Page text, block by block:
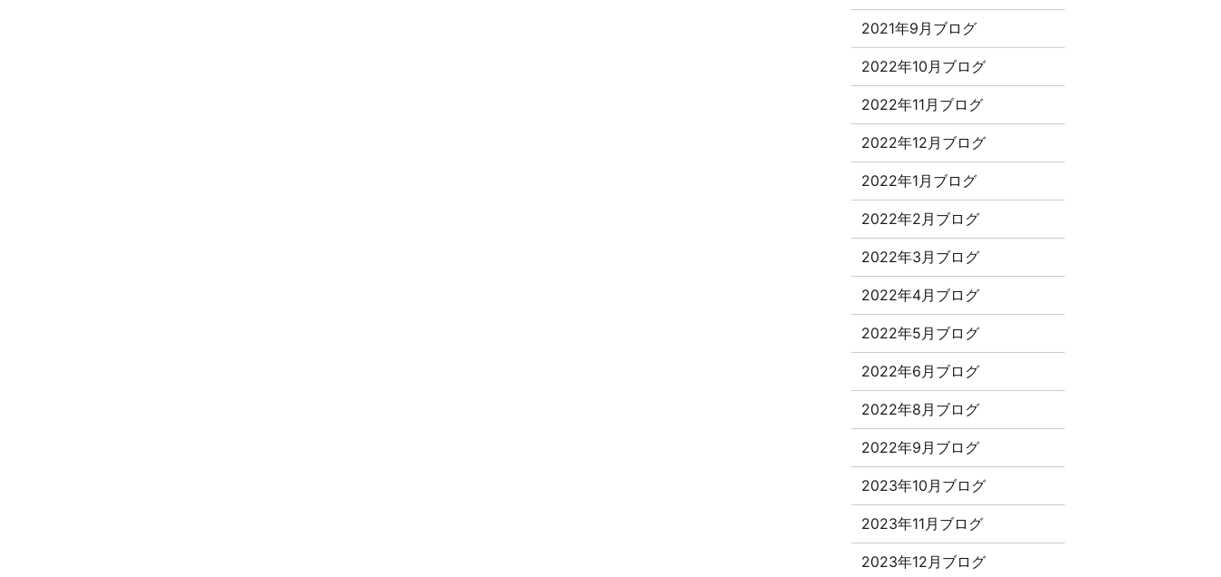
2021年9月ブログ
2022年10月ブログ
2022年11月ブログ
2022年12月ブログ
2022年1月ブログ
2022年2月ブログ
2022年3月ブログ
2022年4月ブログ
2022年5月ブログ
2022年6月ブログ
2022年8月ブログ
2022年9月ブログ
2023年10月ブログ
2023年11月ブログ
2023年12月ブログ